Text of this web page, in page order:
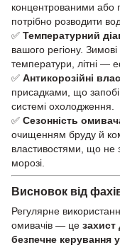
концентрованими або
потрібно розводити
✅ Температурний
вашого регіону.
температури, літні —
✅ Антикорозійні
присадками, що
системі охолодження.
✅ Сезонність
очищенням бруду й
властивостями, що не
морозі.
Висновок від
Регулярне
омивачів — це захист
безпечне керування